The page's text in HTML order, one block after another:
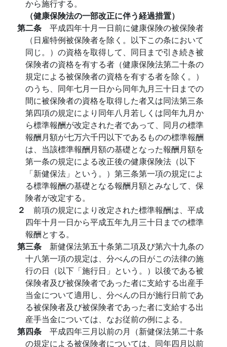
から施行する。
（健康保険法の一部改正に伴う経過措置）
第二条 平成四年十月一日前に健康保険の被保険者
（日雇特例被保険者を除く。以下この条において
同じ。）の資格を取得して、同日まで引き続き被
保険者の資格を有する者（健康保険法第二十条の
規定による被保険者の資格を有する者を除く。）
のうち、同年七月一日から同年九月三十日までの
間に被保険者の資格を取得した者又は同法第三条
第四項の規定により同年八月若しくは同年九月か
ら標準報酬が改定された者であって、同月の標準
報酬月額が七万六千円以下であるものの標準報酬
は、当該標準報酬月額の基礎となった報酬月額を
第一条の規定による改正後の健康保険法（以下
「新健保法」という。）第三条第一項の規定によ
る標準報酬の基礎となる報酬月額とみなして、保
険者が改定する。
２ 前項の規定により改定された標準報酬は、平成
四年十月一日から平成五年九月三十日までの標準
報酬とする。
第三条 新健保法第五十条第二項及び第六十九条の
十八第一項の規定は、分べんの日がこの法律の施
行の日（以下「施行日」という。）以後である被
保険者及び被保険者であった者に支給する出産手
当金について適用し、分べんの日が施行日前であ
る被保険者及び被保険者であった者に支給する出
産手当金については、なお従前の例による。
第四条 平成四年三月以前の月（新健保法第二十条
の規定による被保険者については、同年四月以前